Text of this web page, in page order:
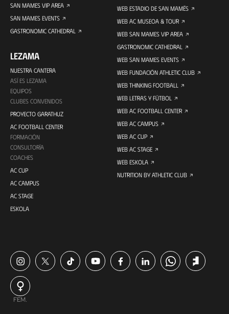
SAN MAMES VIP AREA
SAN MAMES EVENTS
GASTRONOMIC CATHEDRAL
LEZAMA
NUESTRA CANTERA
ASÍ ES LEZAMA
EQUIPOS
CLUBES CONVENIDOS
PROYECTO GARATHUZ
AC FOOTBALL CENTER
FORMACIÓN
CONSULTORÍA
COACHES
AC CUP
AC CAMPUS
AC STAGE
ESKOLA
WEB ESTADIO DE SAN MAMÉS
WEB AC MUSEOA & TOUR
WEB SAN MAMES VIP AREA
GASTRONOMIC CATHEDRAL
WEB SAN MAMES EVENTS
WEB FUNDACIÓN ATHLETIC CLUB
WEB THINKING FOOTBALL
WEB LETRAS Y FÚTBOL
WEB AC FOOTBALL CENTER
WEB AC CAMPUS
WEB AC CUP
WEB AC STAGE
WEB ESKOLA
NUTRITION BY ATHLETIC CLUB
FEM.